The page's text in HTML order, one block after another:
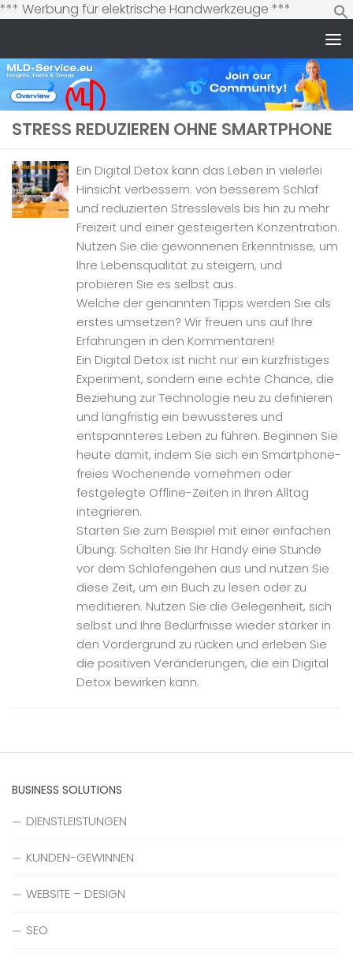
*** Werbung für elektrische Handwerkzeuge ***
Inhalt
STRESS REDUZIEREN OHNE SMARTPHONE
Ein Digital Detox kann das Leben in vielerlei
Hinsicht verbessern: von besserem Schlaf
und reduzierten Stresslevels bis hin zu mehr
Freizeit und einer gesteigerten Konzentration.
Nutzen Sie die gewonnenen Erkenntnisse, um
Ihre Lebensqualität zu steigern, und
probieren Sie es selbst aus.
Welche der genannten Tipps werden Sie als
erstes umsetzen? Wir freuen uns auf Ihre
Erfahrungen in den Kommentaren!
Ein Digital Detox ist nicht nur ein kurzfristiges
Experiment, sondern eine echte Chance, die
Beziehung zur Technologie neu zu definieren
und langfristig ein bewussteres und
entspannteres Leben zu führen. Beginnen Sie
heute damit, indem Sie sich ein Smartphone-
freies Wochenende vornehmen oder
festgelegte Offline-Zeiten in Ihren Alltag
integrieren.
Starten Sie zum Beispiel mit einer einfachen
Übung: Schalten Sie Ihr Handy eine Stunde
vor dem Schlafengehen aus und nutzen Sie
diese Zeit, um ein Buch zu lesen oder zu
meditieren. Nutzen Sie die Gelegenheit, sich
selbst und Ihre Bedürfnisse wieder stärker in
den Vordergrund zu rücken und erleben Sie
die positiven Veränderungen, die ein Digital
Detox bewirken kann.
BUSINESS SOLUTIONS
DIENSTLEISTUNGEN
KUNDEN-GEWINNEN
WEBSITE – DESIGN
SEO